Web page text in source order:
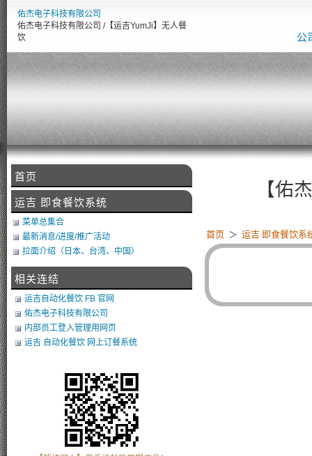
佑杰电子科技有限公司
佑杰电子科技有限公司 /【运吉YumJi】无人餐
饮
公
【佑
首页 ＞ 运吉 即食餐饮系
首页
运吉 即食餐饮系统
菜单总集合
最新消息/进度/推广活动
拉面介绍（日本、台湾、中国）
相关连结
运吉自动化餐饮 FB 官网
佑杰电子科技有限公司
内部员工登入管理用网页
运吉 自动化餐饮 网上订餐系统